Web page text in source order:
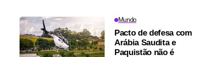
Mundo
Pacto de defesa com
Arábia Saudita e
Paquistão não é